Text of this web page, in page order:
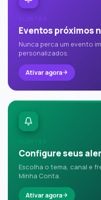
ALERTAS
Eventos próximos
Nunca perca um evento
personalizados.
Ativar agora
Configure seus
Escolha o tema, canal e
Minha Conta.
Ativar agora